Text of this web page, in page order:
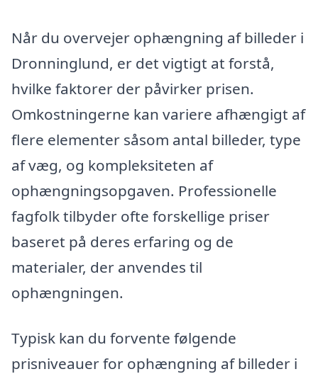
Når du overvejer ophængning af billeder i
Dronninglund, er det vigtigt at forstå,
hvilke faktorer der påvirker prisen.
Omkostningerne kan variere afhængigt af
flere elementer såsom antal billeder, type
af væg, og kompleksiteten af
ophængningsopgaven. Professionelle
fagfolk tilbyder ofte forskellige priser
baseret på deres erfaring og de
materialer, der anvendes til
ophængningen.
Typisk kan du forvente følgende
prisniveauer for ophængning af billeder i